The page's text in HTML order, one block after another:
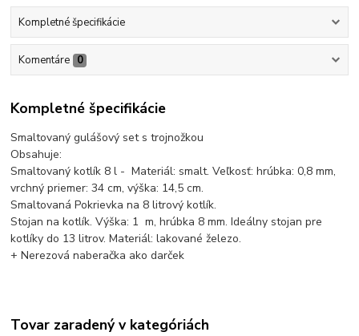
Kompletné špecifikácie
Komentáre 0
Kompletné špecifikácie
Smaltovaný gulášový set s trojnožkou
Obsahuje:
Smaltovaný kotlík 8 l - Materiál: smalt. Veľkosť: hrúbka: 0,8 mm,
vrchný priemer: 34 cm, výška: 14,5 cm.
Smaltovaná Pokrievka na 8 litrový kotlík.
Stojan na kotlík. Výška: 1 m, hrúbka 8 mm. Ideálny stojan pre
kotlíky do 13 litrov. Materiál: lakované železo.
+ Nerezová naberačka ako darček
Tovar zaradený v kategóriách